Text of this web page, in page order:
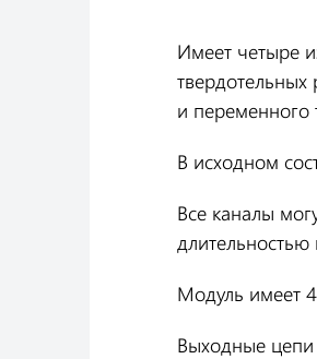
Имеет четыре
и переменного
В исходном
Все каналы
Модуль имеет
Выходные